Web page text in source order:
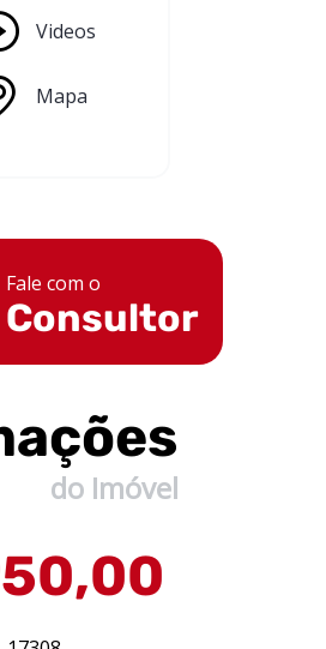
Videos
Mapa
Fale com o
Consultor
do Imóvel